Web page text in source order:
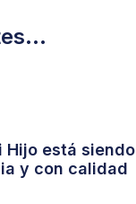
Hijo está siendo
y con calidad